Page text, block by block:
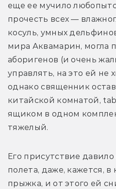
еще ее мучило
прочесть всех —
косуль, умных
мира Аквамарин, могла
аборигенов (и очень
управлять, на это ей не
однако священник
китайской комнатой,
ящиком в одном
тяжелый.
Его присутствие давило
полета, даже, кажется,
прыжка, и от этого ей